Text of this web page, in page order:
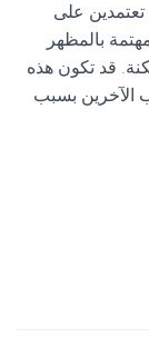
تعتمدين على
بالمظهر
قد تكون هذه
الآخرين بسبب